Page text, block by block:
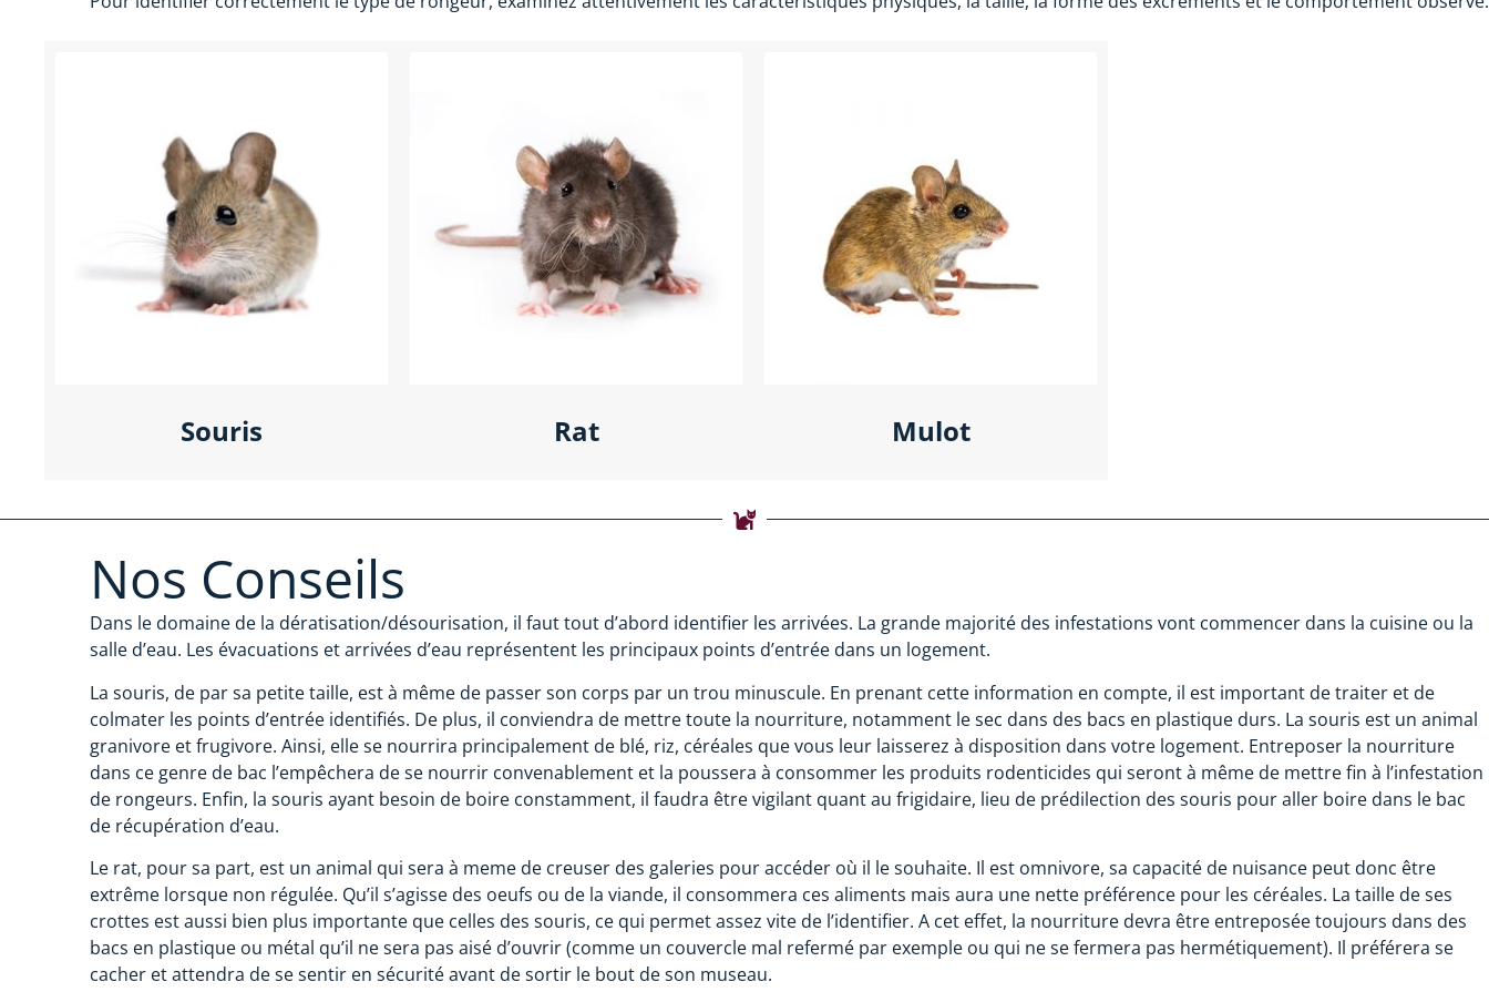
Souris Rat Mulot
Nos Conseils
Dans le domaine de la dératisation/désourisation, il faut tout d’abord identifier les arrivées. La grande majorité des infestations vont commencer dans la cuisine ou la
salle d’eau. Les évacuations et arrivées d’eau représentent les principaux points d’entrée dans un logement.
La souris, de par sa petite taille, est à même de passer son corps par un trou minuscule. En prenant cette information en compte, il est important de traiter et de
colmater les points d’entrée identifiés. De plus, il conviendra de mettre toute la nourriture, notamment le sec dans des bacs en plastique durs. La souris est un animal
granivore et frugivore. Ainsi, elle se nourrira principalement de blé, riz, céréales que vous leur laisserez à disposition dans votre logement. Entreposer la nourriture
dans ce genre de bac l’empêchera de se nourrir convenablement et la poussera à consommer les produits rodenticides qui seront à même de mettre fin à l’infestation
de rongeurs. Enfin, la souris ayant besoin de boire constamment, il faudra être vigilant quant au frigidaire, lieu de prédilection des souris pour aller boire dans le bac
de récupération d’eau.
Le rat, pour sa part, est un animal qui sera à meme de creuser des galeries pour accéder où il le souhaite. Il est omnivore, sa capacité de nuisance peut donc être
extrême lorsque non régulée. Qu’il s’agisse des oeufs ou de la viande, il consommera ces aliments mais aura une nette préférence pour les céréales. La taille de ses
crottes est aussi bien plus importante que celles des souris, ce qui permet assez vite de l’identifier. A cet effet, la nourriture devra être entreposée toujours dans des
bacs en plastique ou métal qu’il ne sera pas aisé d’ouvrir (comme un couvercle mal refermé par exemple ou qui ne se fermera pas hermétiquement). Il préférera se
cacher et attendra de se sentir en sécurité avant de sortir le bout de son museau.